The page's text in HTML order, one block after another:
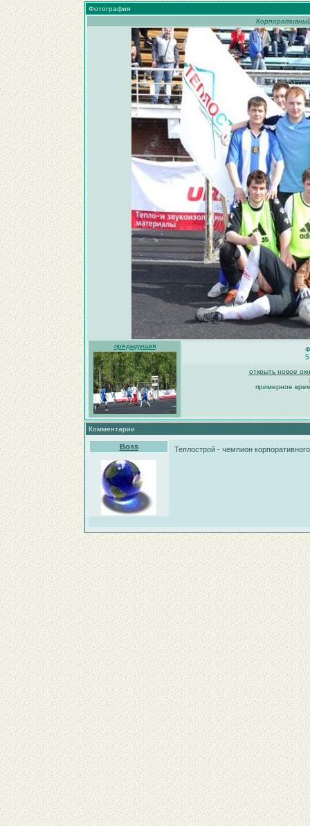
Фотография
предыдущая
открыть новое
примерное
Комментарии
Boss Теплострой - чемпион